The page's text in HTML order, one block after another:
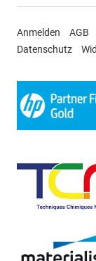
Anmelden AGB
Datenschutz